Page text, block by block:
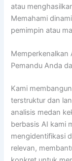
atau
Memahami
pemimpin atau
Memperkenalkan
Pemandu Anda
Kami
terstruktur dan
analisis medan
berbasis AI kami
mengidentifikasi
relevan,